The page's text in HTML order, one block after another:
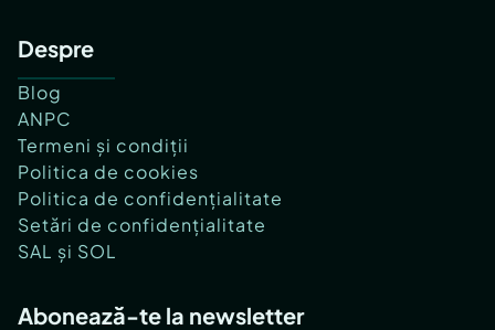
Despre
Blog
ANPC
Termeni și condiții
Politica de cookies
Politica de confidențialitate
Setări de confidențialitate
SAL și SOL
Abonează-te la newsletter